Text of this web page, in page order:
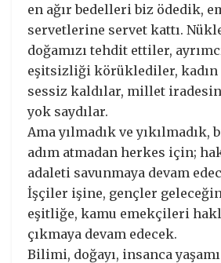
en ağır bedelleri biz ödedik,
servetlerine servet kattı.
doğamızı tehdit ettiler,
eşitsizliği körüklediler,
sessiz kaldılar, millet
yok saydılar.
Ama yılmadık ve
adım atmadan herkes için;
adaleti savunmaya devam
İşçiler işine, gençler
eşitliğe, kamu emekçileri
çıkmaya devam edecek.
Bilimi, doğayı, insanca